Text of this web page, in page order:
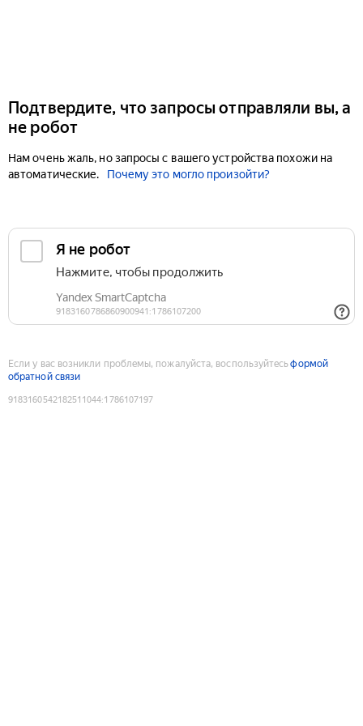
Подтвердите, что запросы отправляли вы, а
не робот
Нам очень жаль, но запросы с вашего устройства похожи на
автоматические.
Почему это могло произойти?
Если у вас возникли проблемы, пожалуйста, воспользуйтесьформой
обратной связи
9183160542182511044:1786107197